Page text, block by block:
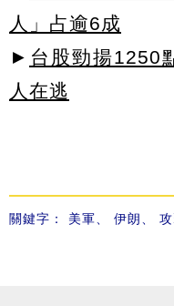
人」占逾6成
► 台股勁揚1250
人在逃
關鍵字： 美軍 伊朗